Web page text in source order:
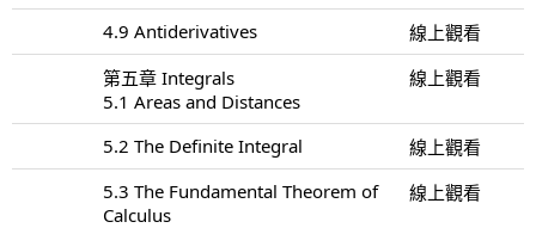
4.9 Antiderivatives
線上觀看
第五章 Integrals
5.1 Areas and Distances
線上觀看
5.2 The Definite Integral
線上觀看
5.3 The Fundamental Theorem of
Calculus
線上觀看